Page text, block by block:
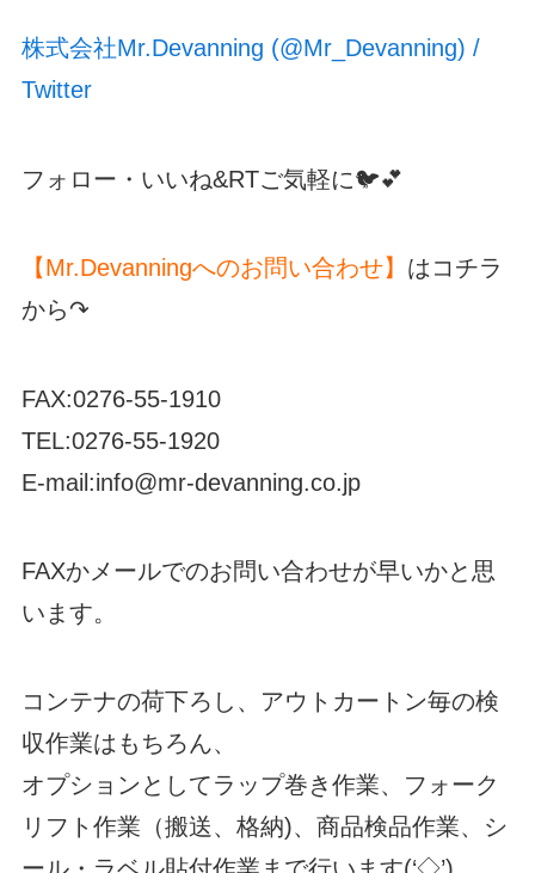
株式会社Mr.Devanning (@Mr_Devanning) /
Twitter
フォロー・いいね&RTご気軽に🐦💕
【Mr.Devanningへのお問い合わせ】 はコチラ
から↷
FAX:0276-55-1910
TEL:0276-55-1920
E-mail:info@mr-devanning.co.jp
FAXかメールでのお問い合わせが早いかと思
います。
コンテナの荷下ろし、アウトカートン毎の検
収作業はもちろん、
オプションとしてラップ巻き作業、フォーク
リフト作業（搬送、格納)、商品検品作業、シ